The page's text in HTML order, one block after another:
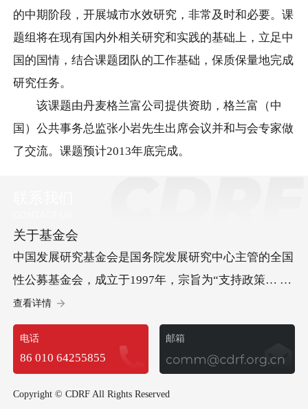
的中期阶段，开展城市水效研究，非常及时和必要。课
题组将在现有国内外相关研究和实践的基础上，立足中
国的国情，结合课题团队的工作基础，保质保量地完成
研究任务。
该课题由丹麦格兰富公司提供资助，格兰富（中
国）公共事务总监张小岩先生出席会议并和与会专家做
了交流。课题预计2013年底完成。
关于基金会
中国发展研究基金会是国务院发展研究中心主管的全国
性公募基金会，成立于1997年，宗旨为“支持政策… 研
究、促进科学决策、服务中国发展”。基金会承办“中国
发展高层论坛”，开展儿童发展等方面的社会试验项
目，承担经济社会以及可持续发展等多领域重要研究课
题，政策建议多次获中央领导批示，已成为集国际交
流、社会试验和政策研究于一体的高端智库型基金会。
查看详情
电话
86 010 64255855
邮箱
Copyright © CDRF All Rights Reserved